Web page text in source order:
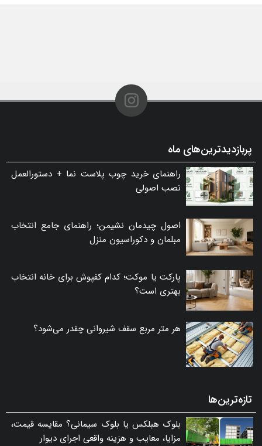
پربازدیدترین‌های ماه
راهنمای خرید چوب پلاست نما + دستورالعمل
نصب اصولی
اصول چیدمان نشیمن؛ راهنمای جامع انتخاب
مبلمان و دکوراسیون منزل
پارکت یا موکت؛ کدام کفپوش برای خانه انتخاب
بهتری است؟
هر متر مربع سقف شیروانی چقدر می‌شود؟
تازه‌ترین‌ها
بلوک هبلکس یا بلوک سیمانی؟ مقایسه قیمت،
مزایا، معایب و هزینه واقعی اجرای دیوار